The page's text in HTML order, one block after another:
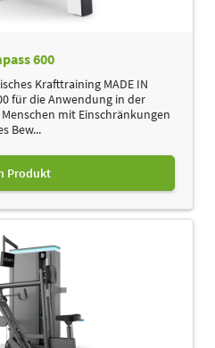
600
Krafttraining MADE IN
für die Anwendung in der
mit Einschränkungen
Bew...
Produkt